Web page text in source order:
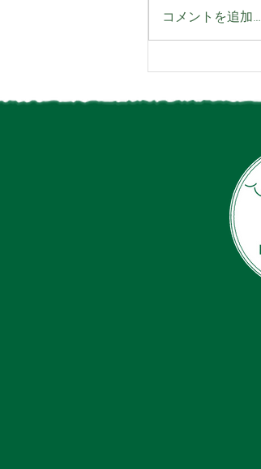
コメントを追加…